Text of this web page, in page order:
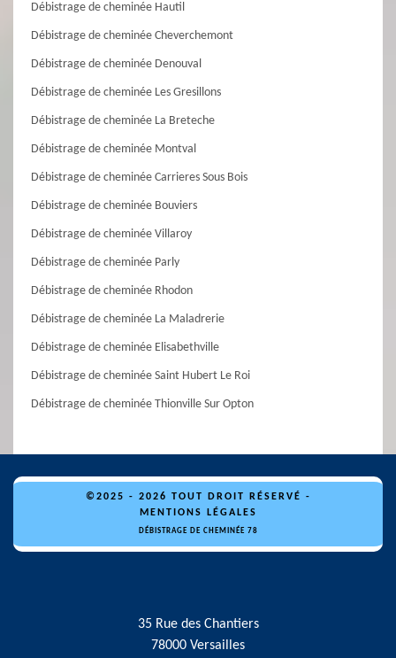
Débistrage de cheminée Hautil
Débistrage de cheminée Cheverchemont
Débistrage de cheminée Denouval
Débistrage de cheminée Les Gresillons
Débistrage de cheminée La Breteche
Débistrage de cheminée Montval
Débistrage de cheminée Carrieres Sous Bois
Débistrage de cheminée Bouviers
Débistrage de cheminée Villaroy
Débistrage de cheminée Parly
Débistrage de cheminée Rhodon
Débistrage de cheminée La Maladrerie
Débistrage de cheminée Elisabethville
Débistrage de cheminée Saint Hubert Le Roi
Débistrage de cheminée Thionville Sur Opton
©2025 - 2026 TOUT DROIT RÉSERVÉ -
MENTIONS LÉGALES
DÉBISTRAGE DE CHEMINÉE 78
35 Rue des Chantiers
78000 Versailles